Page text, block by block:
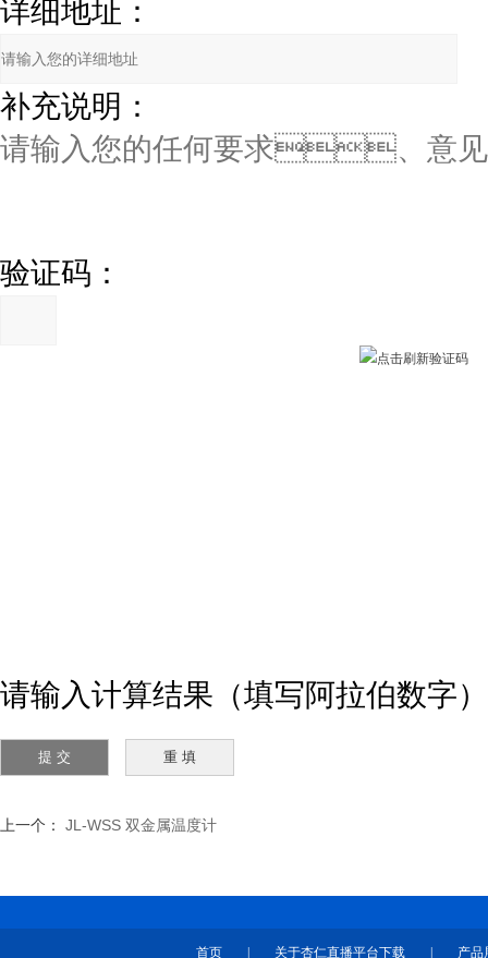
详细地址：
补充说明：
验证码：
请输入计算结果（填写阿拉伯数字）
上一个： JL-WSS 双金属温度计
首页 关于杏仁直播平台下载 产品